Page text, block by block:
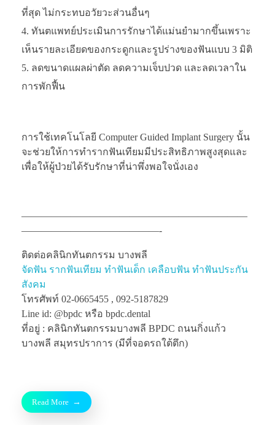
ที่สุด ไม่กระทบอวัยวะส่วนอื่นๆ
ทันตแพทย์ประเมินการรักษาได้แม่นยำมากขึ้นเพราะ
เห็นรายละเอียดของกระดูกและรูปร่างของฟันแบบ 3 มิติ
ลดขนาดแผลผ่าตัด ลดความเจ็บปวด และลดเวลาใน
การพักฟื้น
การใช้เทคโนโลยี Computer Guided Implant Surgery นั้น
จะช่วยให้การทำรากฟันเทียมมีประสิทธิภาพสูงสุดและ
เพื่อให้ผู้ป่วยได้รับรักษาที่น่าพึ่งพอใจนั่งเอง
———————————————————————
——————————————-
ติดต่อคลินิกทันตกรรม บางพลี
จัดฟัน รากฟันเทียม ทำฟันเด็ก เคลือบฟัน ทำฟันประกัน
สังคม
โทรศัพท์ 02-0665455 , 092-5187829
Line id: @bpdc หรือ bpdc.dental
ที่อยู่ : คลินิกทันตกรรมบางพลี BPDC ถนนกิ่งแก้ว
บางพลี สมุทรปราการ (มีที่จอดรถใต้ตึก)
Read More